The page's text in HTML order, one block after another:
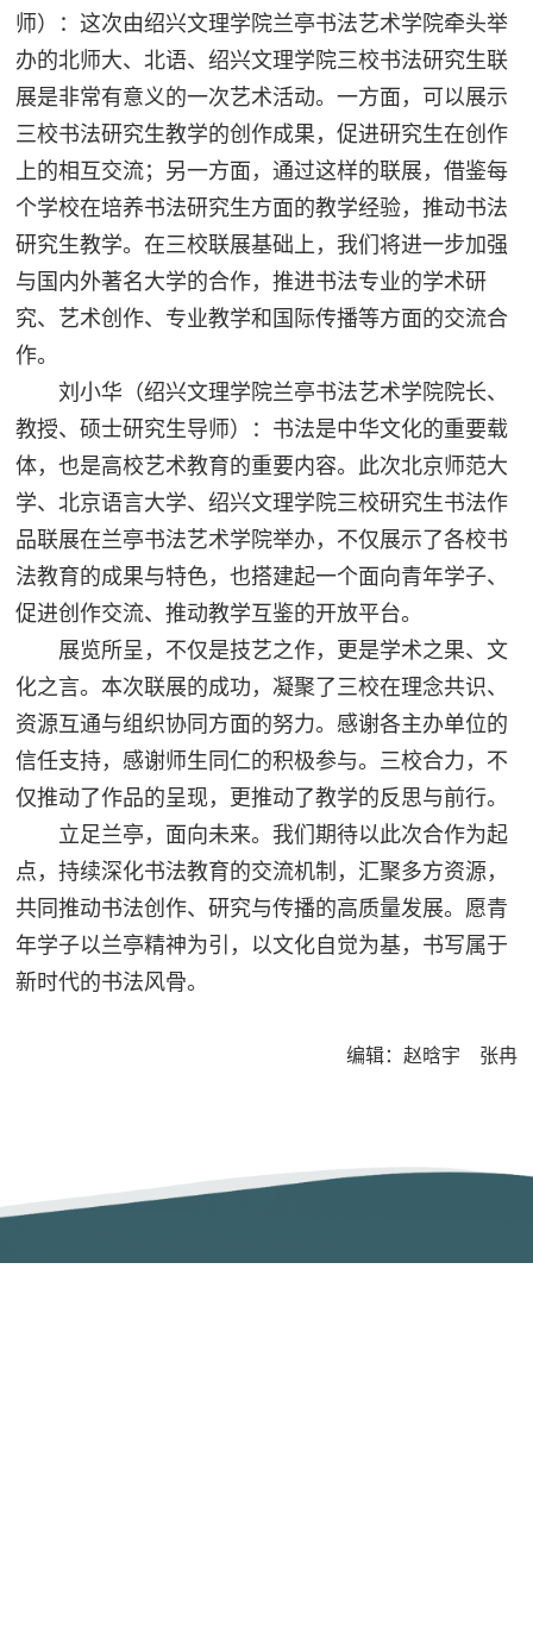
师）：这次由绍兴文理学院兰亭书法艺术学院牵头举
办的北师大、北语、绍兴文理学院三校书法研究生联
展是非常有意义的一次艺术活动。一方面，可以展示
三校书法研究生教学的创作成果，促进研究生在创作
上的相互交流；另一方面，通过这样的联展，借鉴每
个学校在培养书法研究生方面的教学经验，推动书法
研究生教学。在三校联展基础上，我们将进一步加强
与国内外著名大学的合作，推进书法专业的学术研
究、艺术创作、专业教学和国际传播等方面的交流合
作。
刘小华（绍兴文理学院兰亭书法艺术学院院长、
教授、硕士研究生导师）：书法是中华文化的重要载
体，也是高校艺术教育的重要内容。此次北京师范大
学、北京语言大学、绍兴文理学院三校研究生书法作
品联展在兰亭书法艺术学院举办，不仅展示了各校书
法教育的成果与特色，也搭建起一个面向青年学子、
促进创作交流、推动教学互鉴的开放平台。
展览所呈，不仅是技艺之作，更是学术之果、文
化之言。本次联展的成功，凝聚了三校在理念共识、
资源互通与组织协同方面的努力。感谢各主办单位的
信任支持，感谢师生同仁的积极参与。三校合力，不
仅推动了作品的呈现，更推动了教学的反思与前行。
立足兰亭，面向未来。我们期待以此次合作为起
点，持续深化书法教育的交流机制，汇聚多方资源，
共同推动书法创作、研究与传播的高质量发展。愿青
年学子以兰亭精神为引，以文化自觉为基，书写属于
新时代的书法风骨。
编辑：赵晗宇 张冉